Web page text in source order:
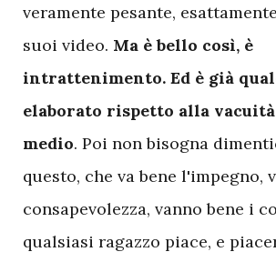
veramente pesante,
suoi video. Ma è bello così, è
intrattenimento. Ed è già
elaborato rispetto alla
medio. Poi non bisogna
questo, che va bene l'impegno,
consapevolezza, vanno bene i
qualsiasi ragazzo piace, e